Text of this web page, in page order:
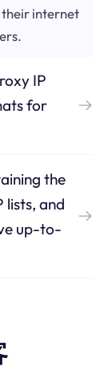
their internet
IP
for
the
lists, and
up-to-